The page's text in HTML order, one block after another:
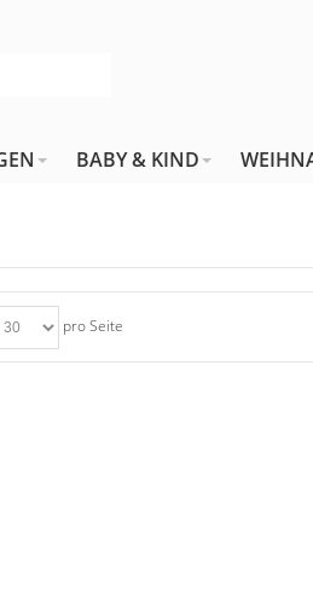
BABY & KIND
pro Seite